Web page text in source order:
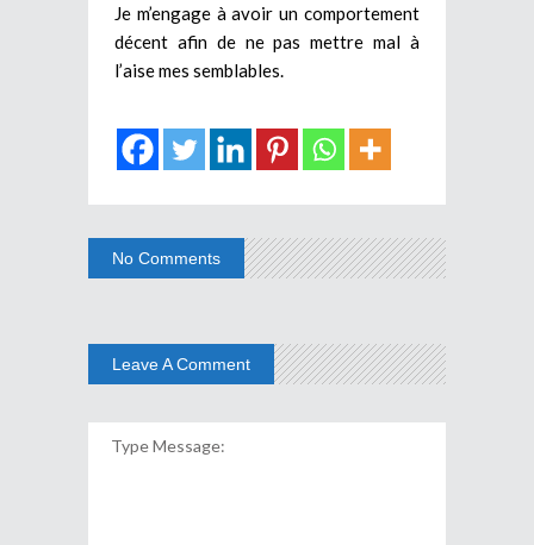
Je m’engage à avoir un comportement
décent afin de ne pas mettre mal à
l’aise mes semblables.
No Comments
Leave A Comment